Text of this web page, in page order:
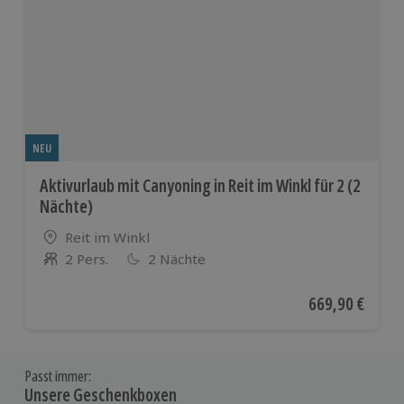
NEU
Aktivurlaub mit Canyoning in Reit im Winkl für 2 (2
Nächte)
Standort
Reit im Winkl
Anzahl der Teilnehmer
2 Pers. 2 Nächte
Aktueller Preis
669,90 €
Passt immer:
Unsere Geschenkboxen